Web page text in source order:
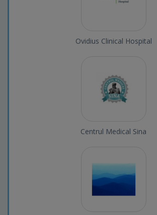
Ovidius Clinical Hospital
Centrul Medical Sina